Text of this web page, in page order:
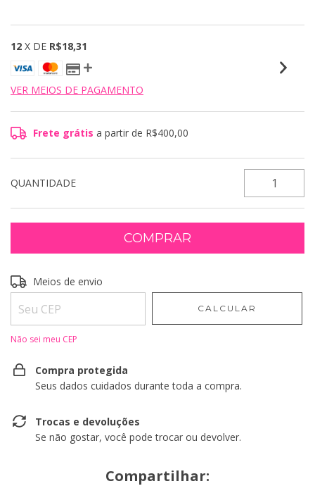
12 X DE R$18,31
VER MEIOS DE PAGAMENTO
Frete grátis a partir de R$400,00
QUANTIDADE
Entregas para o CEP:
Meios de envio
CALCULAR
Não sei meu CEP
Compra protegida
Seus dados cuidados durante toda a compra.
Trocas e devoluções
Se não gostar, você pode trocar ou devolver.
Compartilhar: